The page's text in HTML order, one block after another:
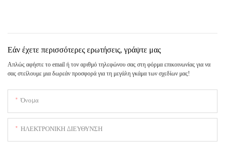
Εάν έχετε περισσότερες ερωτήσεις, γράψτε μας
Απλώς αφήστε το email ή τον αριθμό τηλεφώνου σας στη φόρμα επικοινωνίας για να
σας στείλουμε μια δωρεάν προσφορά για τη μεγάλη γκάμα των σχεδίων μας!
Όνομα
ΗΛΕΚΤΡΟΝΙΚΗ ΔΙΕΥΘΥΝΣΗ